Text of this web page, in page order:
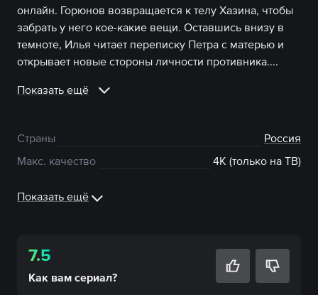
онлайн. Горюнов возвращается к телу Хазина, чтобы
забрать у него кое-какие вещи. Оставшись внизу в
темноте, Илья читает переписку Петра с матерью и
открывает новые стороны личности противника....
Показать ещё
Страны
Россия
Макс. качество
4К (только на ТВ)
Показать ещё
7.5
Как вам сериал?